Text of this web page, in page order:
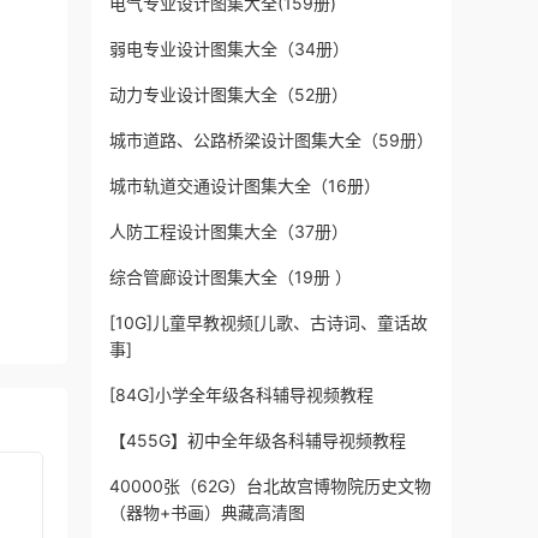
弱电专业设计图集大全（34册）
动力专业设计图集大全（52册）
城市道路、公路桥梁设计图集大全（59册）
城市轨道交通设计图集大全（16册）
人防工程设计图集大全（37册）
综合管廊设计图集大全（19册 ）
[10G]儿童早教视频[儿歌、古诗词、童话故
事]
[84G]小学全年级各科辅导视频教程
【455G】初中全年级各科辅导视频教程
40000张（62G）台北故宫博物院历史文物
（器物+书画）典藏高清图